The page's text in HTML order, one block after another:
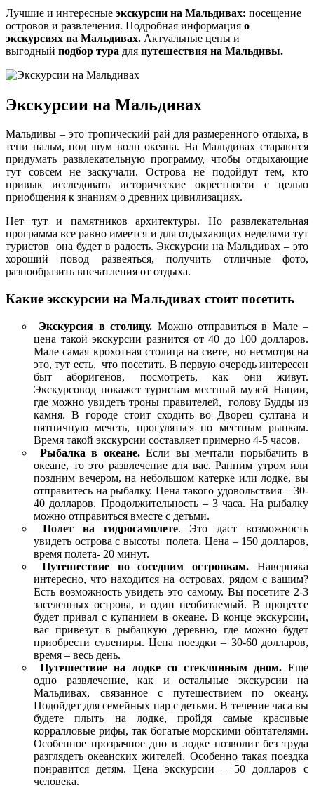
Лучшие и интересные экскурсии на Мальдивах: посещение
островов и развлечения. Подробная информация о
экскурсиях на Мальдивах. Актуальные цены и
выгодный подбор тура для путешествия на Мальдивы.
Экскурсии на Мальдивах
Мальдивы – это тропический рай для размеренного отдыха, в
тени пальм, под шум волн океана. На Мальдивах стараются
придумать развлекательную программу, чтобы отдыхающие
тут совсем не заскучали. Острова не подойдут тем, кто
привык исследовать исторические окрестности с целью
приобщения к знаниям о древних цивилизациях.
Нет тут и памятников архитектуры. Но развлекательная
программа все равно имеется и для отдыхающих неделями тут
туристов она будет в радость. Экскурсии на Мальдивах – это
хороший повод развеяться, получить отличные фото,
разнообразить впечатления от отдыха.
Какие экскурсии на Мальдивах стоит посетить
Экскурсия в столицу. Можно отправиться в Мале –
цена такой экскурсии разнится от 40 до 100 долларов.
Мале самая крохотная столица на свете, но несмотря на
это, тут есть, что посетить. В первую очередь интересен
быт аборигенов, посмотреть, как они живут.
Экскурсовод покажет туристам местный музей Нации,
где можно увидеть троны правителей, голову Будды из
камня. В городе стоит сходить во Дворец султана и
пятничную мечеть, прогуляться по местным рынкам.
Время такой экскурсии составляет примерно 4-5 часов.
Рыбалка в океане.Если вы мечтали порыбачить в
океане, то это развлечение для вас. Ранним утром или
поздним вечером, на небольшом катерке или лодке, вы
отправитесь на рыбалку. Цена такого удовольствия – 30-
40 долларов. Продолжительность – 3 часа. На рыбалку
можно отправиться вместе с детьми.
Полет на гидросамолете. Это даст возможность
увидеть острова с высоты полета. Цена – 150 долларов,
время полета- 20 минут.
Путешествие по соседним островкам. Наверняка
интересно, что находится на островах, рядом с вашим?
Есть возможность увидеть это самому. Вы посетите 2-3
заселенных острова, и один необитаемый. В процессе
будет привал с купанием в океане. В конце экскурсии,
вас привезут в рыбацкую деревню, где можно будет
приобрести сувениры. Цена поездки – 30-60 долларов,
время – весь день.
Путешествие на лодке со стеклянным дном. Еще
одно развлечение, как и остальные экскурсии на
Мальдивах, связанное с путешествием по океану.
Подойдет для семейных пар с детьми. В течение часа вы
будете плыть на лодке, пройдя самые красивые
корралловые рифы, так богатые морскими обитателями.
Особенное прозрачное дно в лодке позволит без труда
разглядеть океанских жителей. Особенно такая поездка
понравится детям. Цена экскурсии – 50 долларов с
человека.